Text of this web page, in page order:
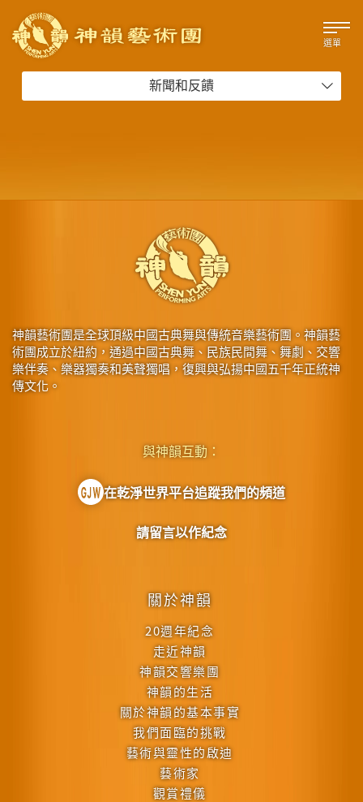
選單
新聞和反饋
神韻藝術團是全球頂級中國古典舞與傳統音樂藝術團。神韻藝
術團成立於紐約，通過中國古典舞、民族民間舞、舞劇、交響
樂伴奏、樂器獨奏和美聲獨唱，復興與弘揚中國五千年正統神
傳文化。
關於神韻
20週年紀念
走近神韻
神韻交響樂團
神韻的生活
關於神韻的基本事實
我們面臨的挑戰
藝術與靈性的啟迪
藝術家
觀賞禮儀
與神韻互動：
在乾淨世界平台追蹤我們的頻道
請留言以作紀念